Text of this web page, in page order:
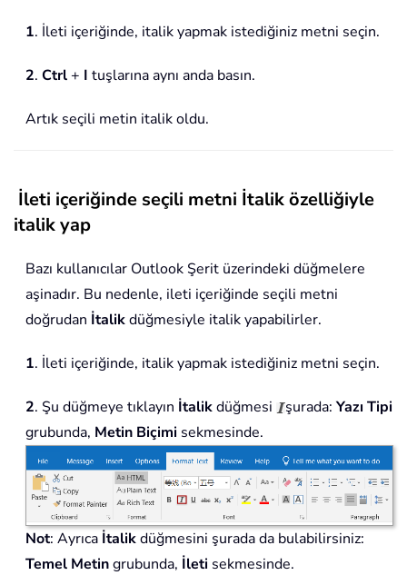
1. İleti içeriğinde, italik yapmak istediğiniz metni seçin.
2. Ctrl+ I tuşlarına aynı anda basın.
Artık seçili metin italik oldu.
İleti içeriğinde seçili metni İtalik özelliğiyle
italik yap
Bazı kullanıcılar Outlook Şerit üzerindeki düğmelere
aşinadır. Bu nedenle, ileti içeriğinde seçili metni
doğrudan İtalikdüğmesiyle italik yapabilirler.
1. İleti içeriğinde, italik yapmak istediğiniz metni seçin.
2. Şu düğmeye tıklayın İtalikdüğmesi şurada: Yazı Tipi
grubunda, Metin Biçimi sekmesinde.
Not: Ayrıca İtalikdüğmesini şurada da bulabilirsiniz:
Temel Metingrubunda, İleti sekmesinde.